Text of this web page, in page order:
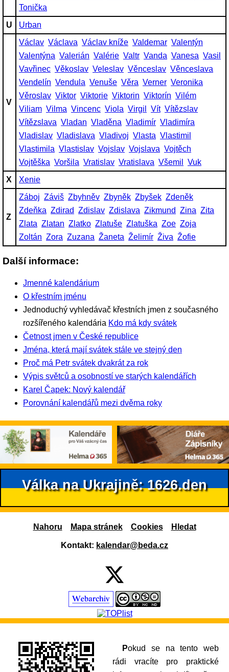
Tonička
U
Urban
V
Václav Václava Václav kníže Valdemar Valentýn
Valentýna Valerián Valérie Valtr Vanda Vanesa Vasil
Vavřinec Věkoslav Veleslav Věnceslav Věnceslava
Vendelín Vendula Venuše Věra Verner Veronika
Věroslav Viktor Viktorie Viktorin Viktorín Vilém
Viliam Vilma Vincenc Viola Virgil Vít Vítězslav
Vítězslava Vladan Vladěna Vladimír Vladimíra
Vladislav Vladislava Vladivoj Vlasta Vlastimil
Vlastimila Vlastislav Vojslav Vojslava Vojtěch
Vojtěška Voršila Vratislav Vratislava Všemil
Vuk
X
Xenie
Z
Záboj Záviš Zbyhněv Zbyněk Zbyšek Zdeněk
Zdeňka Zdirad Zdislav Zdislava Zikmund Zina Zita
Zlata Zlatan Zlatko Zlatuše Zlatuška Zoe Zoja
Zoltán Zora Zuzana Žaneta Želimír Živa Žofie
Další informace:
Jmenné kalendárium
O křestním jménu
Jednoduchý vyhledávač křestních jmen z současného
rozšířeného kalendária Kdo má kdy svátek
Četnost jmen v České republice
Jména, která mají svátek stále ve stejný den
Proč má Petr svátek dvakrát za rok
Výpis světců a osobností ve starých kalendářích
Karel Čapek: Nový kalendář
Porovnání kalendářů mezi dvěma roky
Válka na Ukrajině: 1626.den
Nahoru Mapa stránek Cookies Hledat
Kontakt: kalendar@beda.cz
Pokud se na tento web
rádi vracíte pro praktické